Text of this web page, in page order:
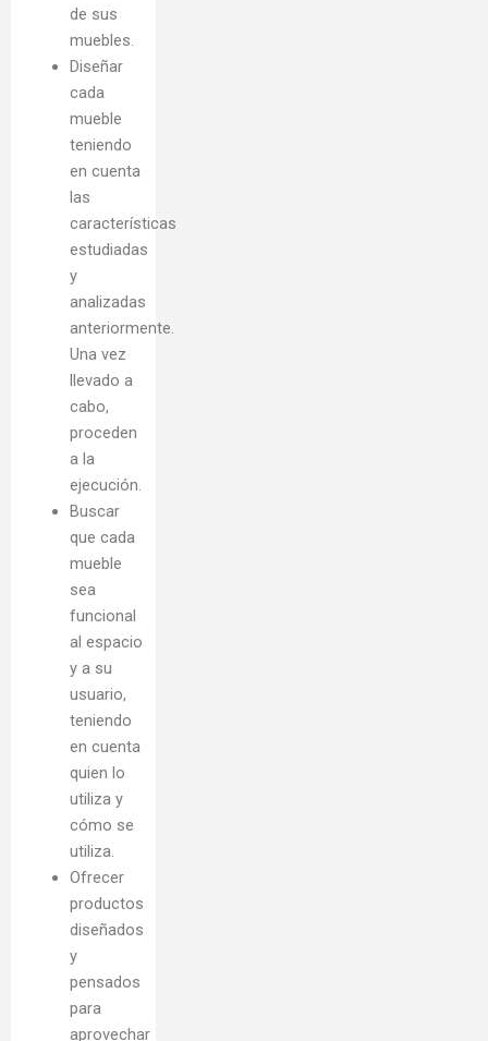
de sus
muebles.
Diseñar
cada
mueble
teniendo
en cuenta
las
características
estudiadas
y
analizadas
anteriormente.
Una vez
llevado a
cabo,
proceden
a la
ejecución.
Buscar
que cada
mueble
sea
funcional
al espacio
y a su
usuario,
teniendo
en cuenta
quien lo
utiliza y
cómo se
utiliza.
Ofrecer
productos
diseñados
y
pensados
para
aprovechar